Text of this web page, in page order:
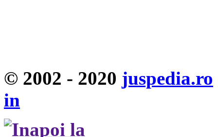
© 2002 - 2020 juspedia.ro
in